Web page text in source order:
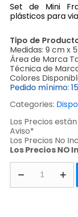
Set de Mini
plásticos para
Tipo de
Medidas: 9 cm x
Área de Marca
Técnica de
Colores
Pedido mínimo:
Categories:
Los Precios
Aviso*
Los Precios No
Los Precios NO